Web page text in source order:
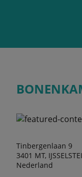
Tinbergenlaan 9
3401 MT,
Nederland